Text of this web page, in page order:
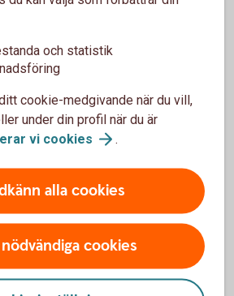
dag.
– 15.00
10 00
och statistik
cookie-medgivande när du vill,
under din profil när du är
vi cookies .
alla cookies
cookies